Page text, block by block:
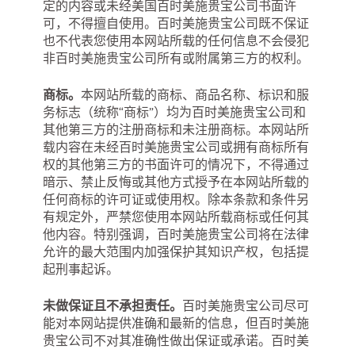
定的内容或未经美国百时美施贵宝公司书面许
可，不得擅自使用。百时美施贵宝公司既不保证
也不代表您使用本网站所载的任何信息不会侵犯
非百时美施贵宝公司所有或附属第三方的权利。
商标。 本网站所载的商标、商品名称、标识和服
务标志（统称“商标”）均为百时美施贵宝公司和
其他第三方的注册商标和未注册商标。本网站所
载内容在未经百时美施贵宝公司或拥有商标所有
权的其他第三方的书面许可的情况下，不得通过
暗示、禁止反悔或其他方式授予在本网站所载的
任何商标的许可证或使用权。除本条款和条件另
有规定外，严禁您使用本网站所载商标或任何其
他内容。特别强调，百时美施贵宝公司将在法律
允许的最大范围内加强保护其知识产权，包括提
起刑事起诉。
未做保证且不承担责任。
百时美施贵宝公司尽可
能对本网站提供准确和最新的信息，但百时美施
贵宝公司不对其准确性做出保证或承诺。百时美